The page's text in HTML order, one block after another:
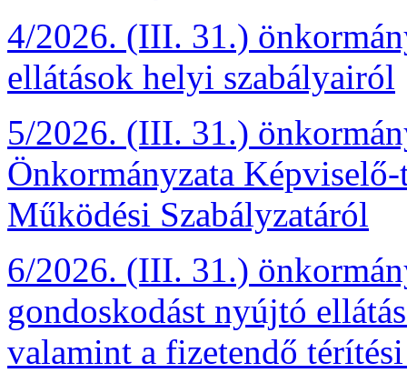
4/2026. (III. 31.)
ellátások helyi szabályairól
5/2026. (III. 31.)
Önkormányzata
Működési Szabályzatáról
6/2026. (III. 31.)
gondoskodást nyújtó
valamint a fizetendő